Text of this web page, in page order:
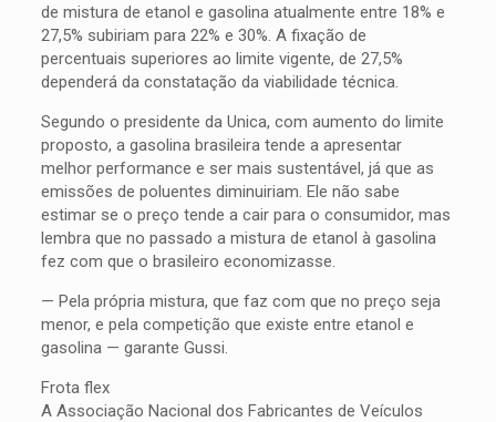
de mistura de etanol e gasolina atualmente entre 18% e
27,5% subiriam para 22% e 30%. A fixação de
percentuais superiores ao limite vigente, de 27,5%
dependerá da constatação da viabilidade técnica.
Segundo o presidente da Unica, com aumento do limite
proposto, a gasolina brasileira tende a apresentar
melhor performance e ser mais sustentável, já que as
emissões de poluentes diminuiriam. Ele não sabe
estimar se o preço tende a cair para o consumidor, mas
lembra que no passado a mistura de etanol à gasolina
fez com que o brasileiro economizasse.
— Pela própria mistura, que faz com que no preço seja
menor, e pela competição que existe entre etanol e
gasolina — garante Gussi.
Frota flex
A Associação Nacional dos Fabricantes de Veículos